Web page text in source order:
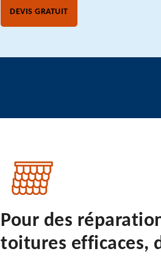
DEVIS GRATUIT
Pour des
toitures efficaces,